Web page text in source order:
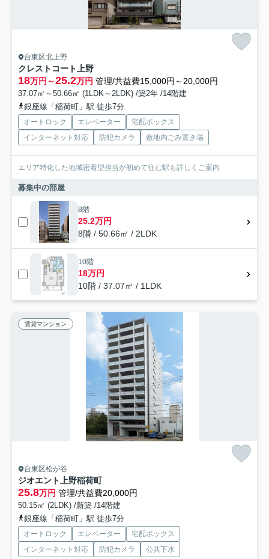
台東区北上野
クレストコート上野
18万円～25.2万円 管理/共益費15,000円～20,000円
37.07㎡～50.66㎡ (1LDK～2LDK) /築2年 /14階建
銀座線「稲荷町」駅 徒歩7分
オートロック エレベーター
宅配ボックス
インターネット対応
防犯カメラ 敷地内ごみ置き場
エリア特化した地域密着型担当が初めて住む駅も詳しくご案内
募集中の部屋
8階
25.2万円
8階 / 50.66㎡ / 2LDK
10階
18万円
10階 / 37.07㎡ / 1LDK
賃貸マンション
台東区松が谷
ジオエント上野稲荷町
25.8万円 管理/共益費20,000円
50.15㎡ (2LDK) /新築 /14階建
銀座線「稲荷町」駅 徒歩7分
オートロック エレベーター
宅配ボックス
インターネット対応
防犯カメラ
公共下水